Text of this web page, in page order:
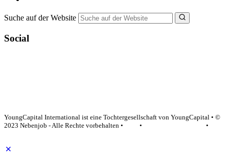
Suche auf der Website
Social
YoungCapital International ist eine Tochtergesellschaft von YoungCapital • ©
2023 Nebenjob - Alle Rechte vorbehalten •
•
•